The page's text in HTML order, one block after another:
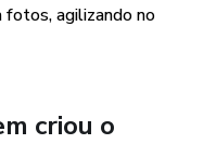
agilizando no
criou o